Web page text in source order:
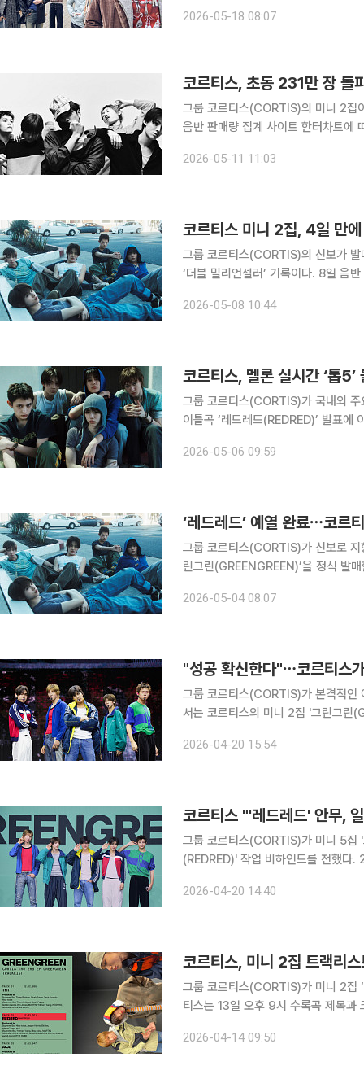
은 8만1500장, SEA 유닛(스트리밍
2026-05-18 08:07
코르티스, 초동 231만 장 돌
그룹 코르티스(CORTIS)의 미니 2집이
음반 판매량 집계 사이트 한터차트에
아웃사이드 더 라인스(COLOR OUT
2026-05-11 11:03
코르티스 미니 2집, 4일 만
그룹 코르티스(CORTIS)의 신보가
‘더블 밀리언셀러’ 기록이다. 8일 음반 판매량 집계 사이트 한터차트에 따르면 코르티스의 미니 2집
해 9월 출시된 미니 1집은 누적 판매량
2026-05-08 10:44
코르티스, 멜론 실시간 ‘톱
그룹 코르티스(CORTIS)가 국내외 주요 차트에서
이틀곡 ‘레드레드(REDRED)’ 발표
이 곡은 5일 오후 11시 멜론 ‘톱 10
2026-05-06 09:59
‘레드레드’ 예열 완료⋯코르
그룹 코르티스(CORTIS)가 신보로 지향점을 펼쳐 보인다. 코르
린그린(GREENGREEN)’을 정식 발
(YOUNGCREATORCREW)’, ‘와썹
2026-05-04 08:07
"성공 확신한다"⋯코르티스
그룹 코르티스(CORTIS)가 본격적인 여정의 시작을 알렸다.
서는 코르티스의 미니 2집 '그린그린
타이틀곡 무대를 공개, 신보에 대한 이
2026-04-20 15:54
코르티스 "'레드레드' 안무,
그룹 코르티스(CORTIS)가 미니 5집
(REDRED)' 작업 비하인드를 전했다. 20일 서울 광진구 예스24 라이브홀에서는 코르티스의 미니
멤버 마틴, 제임스, 주훈, 성현, 건호가
2026-04-20 14:40
코르티스, 미니 2집 트랙리
그룹 코르티스(CORTIS)가 미니 2집 ‘
티스는 13일 오후 9시 수록곡 제목과
이터크루(YOUNGCREATORCREW)
2026-04-14 09:50